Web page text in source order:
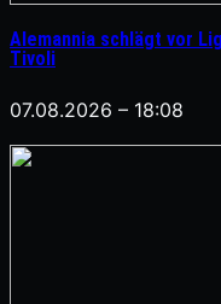
Alemannia schlägt vor
Tivoli
07.08.2026 – 18:08